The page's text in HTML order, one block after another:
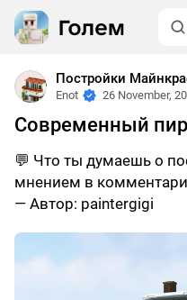
Постройки
Enot 26 November,
Современный
💬 Что ты думаешь о
мнением в
— Автор: paintergigi